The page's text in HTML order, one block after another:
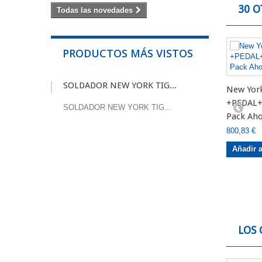
Todas las novedades
PRODUCTOS MÁS VISTOS
SOLDADOR NEW YORK TIG...
SOLDADOR NEW YORK TIG...
30
New
Pack
800,83 €
Añadir
LOS